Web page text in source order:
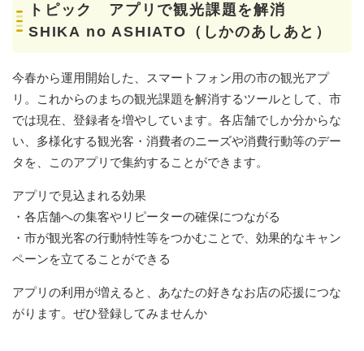
トピック アプリで観光課題を解消
SHIKA no ASHIATO（しかのあしあと）
今春から運用開始した、スマートフォン用の市の観光アプ
リ。これからのまちの観光課題を解消するツールとして、市
では現在、登録者を増やしています。各店舗でしか分からな
い、多様化する観光客・消費者のニーズや消費行動等のデー
タを、このアプリで集約することができます。
アプリで見込まれる効果
・各店舗への集客やリピーターの確保につながる
・市が観光客の行動特性等をつかむことで、効果的なキャン
ペーンを立てることができる
アプリの利用が増えると、あなたの好きなお店の応援につな
がります。ぜひ登録してみませんか